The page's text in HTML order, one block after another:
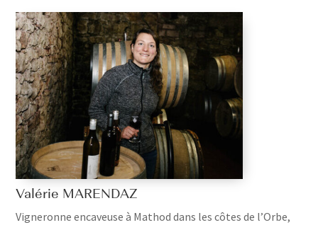
Valérie MARENDAZ
Vigneronne encaveuse à Mathod dans les côtes de l’Orbe,